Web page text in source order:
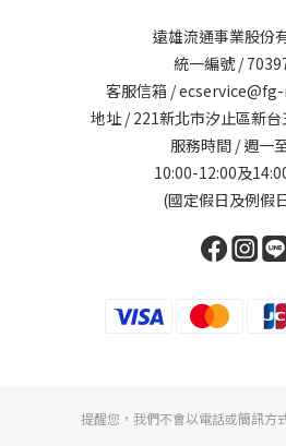
遠雄流通事業股份
統一編號 /
客服信箱 /
地址 / 221新北市汐止區新
服務時間 / 週一
10:00-12:00及
(國定假日及例假
提醒您，我們不會以電話或簡訊方